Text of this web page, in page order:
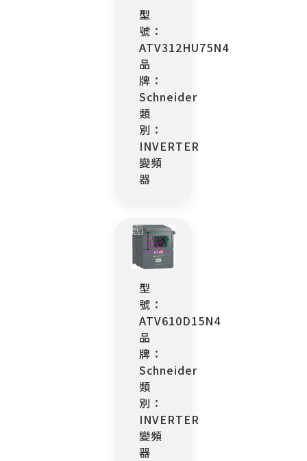
型
號：
ATV312HU75N4
品
牌：
Schneider
類
別：
INVERTER
變頻
器
型
號：
ATV610D15N4
品
牌：
Schneider
類
別：
INVERTER
變頻
器